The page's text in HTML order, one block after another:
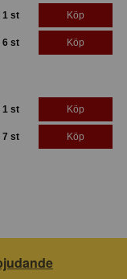
1 st Köp
6 st Köp
1 st Köp
7 st Köp